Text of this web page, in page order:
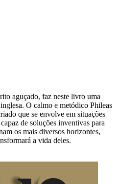
aguçado, faz neste livro uma
O calmo e metódico Phileas
que se envolve em situações
de soluções inventivas para
os mais diversos horizontes,
a vida deles.